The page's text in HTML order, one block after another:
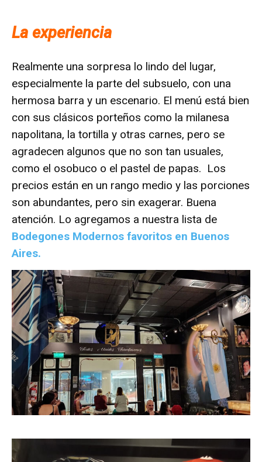
La experiencia
Realmente una sorpresa lo lindo del lugar,
especialmente la parte del subsuelo, con una
hermosa barra y un escenario. El menú está bien
con sus clásicos porteños como la milanesa
napolitana, la tortilla y otras carnes, pero se
agradecen algunos que no son tan usuales,
como el osobuco o el pastel de papas. Los
precios están en un rango medio y las porciones
son abundantes, pero sin exagerar. Buena
atención. Lo agregamos a nuestra lista de
Bodegones Modernos favoritos en Buenos
Aires.